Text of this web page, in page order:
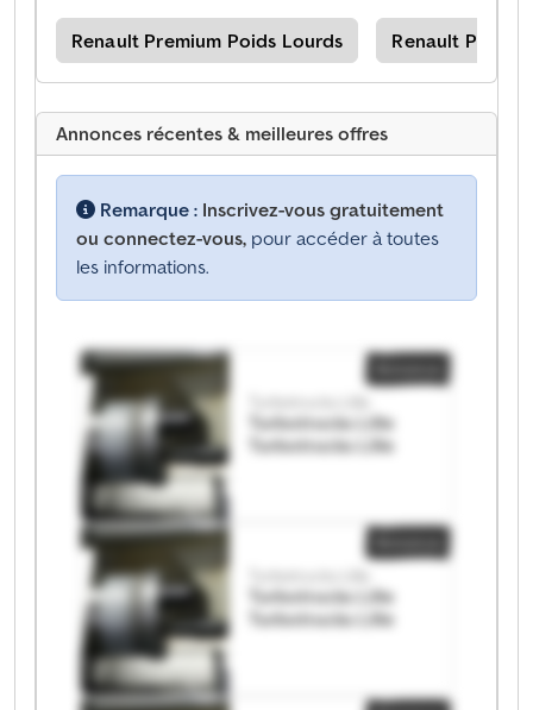
Renault Premium Poids Lourds Renault
Annonces récentes & meilleures offres
Remarque : Inscrivez-vous gratuitement
ou connectez-vous, pour accéder à toutes
les informations.
Turbotrucks Lille
Turbotrucks Lille
Turbotrucks Lille
Turbotrucks Lille